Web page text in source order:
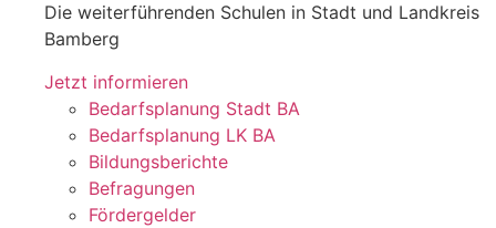
Die weiterführenden Schulen in Stadt und Landkreis
Bamberg
Jetzt informieren
Bedarfsplanung Stadt BA
Bedarfsplanung LK BA
Bildungsberichte
Befragungen
Fördergelder